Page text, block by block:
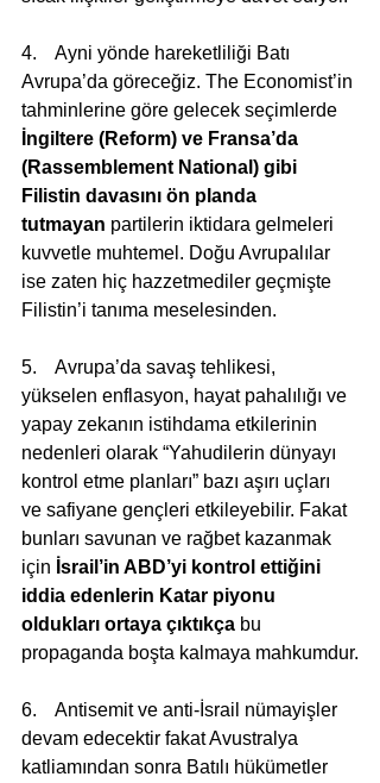
4.    Ayni yönde hareketliliği Batı
Avrupa’da göreceğiz. The Economist’in
tahminlerine göre gelecek seçimlerde
İngiltere (Reform) ve Fransa’da
(Rassemblement National) gibi
Filistin davasını ön planda
tutmayan partilerin iktidara gelmeleri
kuvvetle muhtemel. Doğu Avrupalılar
ise zaten hiç hazzetmediler geçmişte
Filistin’i tanıma meselesinden.
5.    Avrupa’da savaş tehlikesi,
yükselen enflasyon, hayat pahalılığı ve
yapay zekanın istihdama etkilerinin
nedenleri olarak “Yahudilerin dünyayı
kontrol etme planları” bazı aşırı uçları
ve safiyane gençleri etkileyebilir. Fakat
bunları savunan ve rağbet kazanmak
için İsrail’in ABD’yi kontrol ettiğini
iddia edenlerin Katar piyonu
oldukları ortaya çıktıkça bu
propaganda boşta kalmaya mahkumdur.
6.    Antisemit ve anti-İsrail nümayişler
devam edecektir fakat Avustralya
katliamından sonra Batılı hükümetler